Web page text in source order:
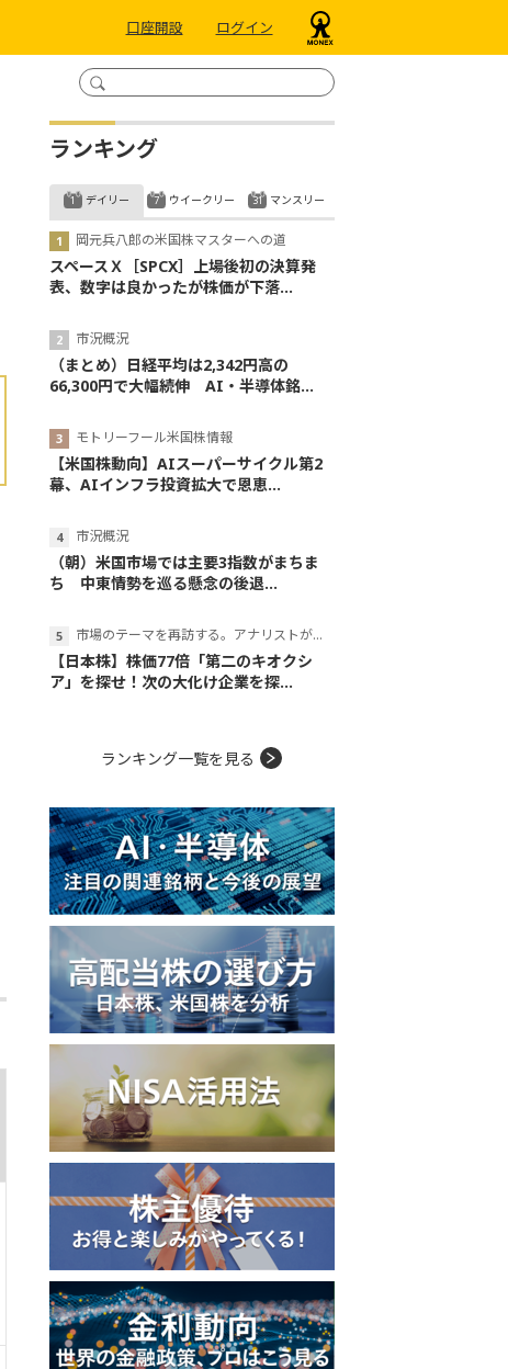
口座開設 ログイン
ランキング
デイリー
岡元兵八郎の米国株マスターへの道
スペースＸ［SPCX］上場後初の決算発
表、数字は良かったが株価が下落...
市況概況
（まとめ）日経平均は2,342円高の
66,300円で大幅続伸 AI・半導体銘...
モトリーフール米国株情報
【米国株動向】AIスーパーサイクル第2
幕、AIインフラ投資拡大で恩恵...
市況概況
（朝）米国市場では主要3指数がまちま
ち 中東情勢を巡る懸念の後退...
市場のテーマを再訪する。アナリストが読み解くテーマの本質
【日本株】株価77倍「第二のキオクシ
ア」を探せ！次の大化け企業を探...
ウイークリー マンスリー
ランキング一覧を見る